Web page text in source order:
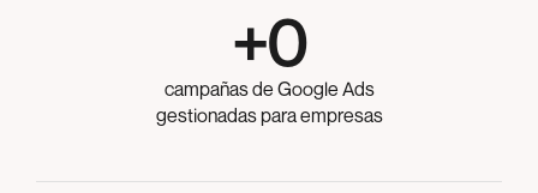
+0
campañas de Google Ads
gestionadas para empresas